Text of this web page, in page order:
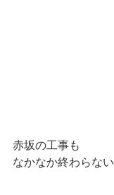
赤坂の工事も
なかなか終わらない